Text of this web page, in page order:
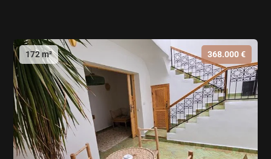
172 m² 368.000 €